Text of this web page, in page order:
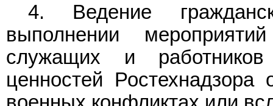
4. Ведение
выполнении
служащих и работников
ценностей